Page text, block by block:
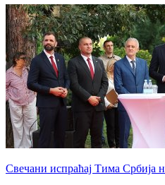
Свечани испраћај Тима Србија